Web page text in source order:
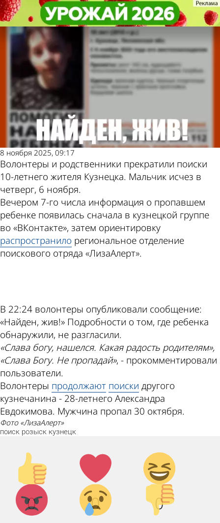
Прекращены поиски 10-
летнего мальчика из Кузнецка
Происшествия
8 ноября 2025, 09:17
Волонтеры и родственники прекратили поиски
10-летнего жителя Кузнецка. Мальчик исчез в
четверг, 6 ноября.
Вечером 7-го числа информация о пропавшем
ребенке появилась сначала в кузнецкой группе
во «ВКонтакте», затем ориентировку
распространило региональное отделение
поискового отряда «ЛизаАлерт».
В 22:24 волонтеры опубликовали сообщение:
«Найден, жив!» Подробности о том, где ребенка
обнаружили, не разгласили.
«Слава богу, нашелся. Какая радость родителям»,
«Слава Богу. Не пропадай», - прокомментировали
пользователи.
Волонтеры продолжают поиски другого
кузнечанина - 28-летнего Александра
Евдокимова. Мужчина пропал 30 октября.
фото «ЛизаАлерт»
поиск розыск кузнецк
Палец
вверх!
0
Лайк!
0
Дикий
смех!
0
Агрессия!
Грусть
:(
Палец
вниз!
Прекращены поиски 10-
летнего мальчика из Кузнецка
Происшествия
Другие новости по
теме
Погода и курсы
валют в Пензе